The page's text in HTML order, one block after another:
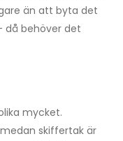
än att byta det
då behöver det
mycket.
skiffertak är